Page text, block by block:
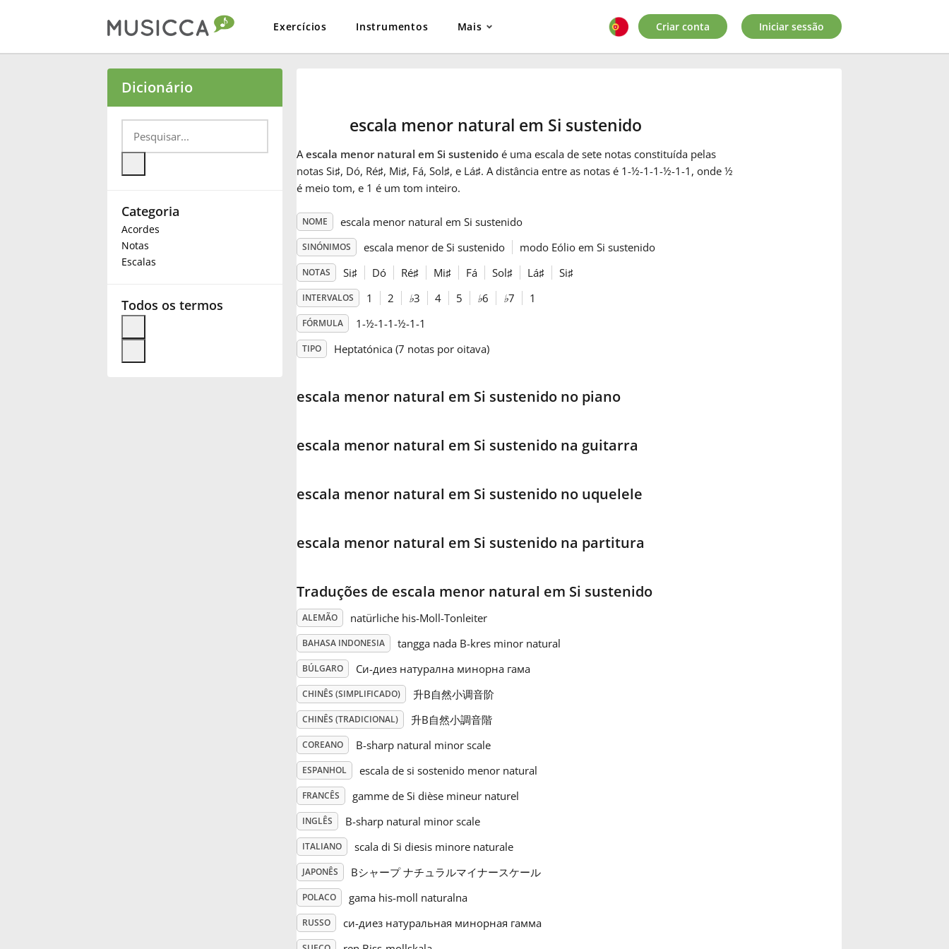
Exercícios Instrumentos Mais
Български
Deutsch
Français
Criar conta Iniciar sessão
Dicionário
Categoria
Acordes
Notas
Escalas
Todos os termos
escala menor natural em Si sustenido
Aescala menor natural em Si sustenidoé uma escala de sete notas constituída pelas
notas Si♯, Dó, Ré♯, Mi♯, Fá, Sol♯, e Lá♯. A distância entre as notas é 1-½-1-1-½-1-1, onde ½
é meio tom, e 1 é um tom inteiro.
NOME escala menor natural em Si sustenido
SINÓNIMOS escala menor de Si sustenido modo Eólio em Si sustenido
NOTAS Si♯ Dó Ré♯ Mi♯ Fá Sol♯ Lá♯ Si♯
INTERVALOS 1 2 ♭3 4 5 ♭6 ♭7 1
FÓRMULA 1-½-1-1-½-1-1
TIPO Heptatónica (7 notas por oitava)
escala menor natural em Si sustenido no piano
escala menor natural em Si sustenido na guitarra
escala menor natural em Si sustenido no uquelele
escala menor natural em Si sustenido na partitura
Traduções de escala menor natural em Si sustenido
ALEMÃO natürliche his-Moll-Tonleiter
BAHASA INDONESIA tangga nada B-kres minor natural
BÚLGARO Си-диез натурална минорна гама
CHINÊS (SIMPLIFICADO) 升B自然小调音阶
CHINÊS (TRADICIONAL) 升B自然小調音階
COREANO B-sharp natural minor scale
ESPANHOL escala de si sostenido menor natural
FRANCÊS gamme de Si dièse mineur naturel
INGLÊS B-sharp natural minor scale
ITALIANO scala di Si diesis minore naturale
JAPONÊS Bシャープ ナチュラルマイナースケール
POLACO gama his-moll naturalna
RUSSO си-диез натуральная минорная гамма